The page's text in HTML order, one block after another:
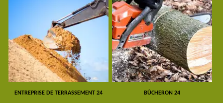
ENTREPRISE DE TERRASSEMENT 24 BÛCHERON 24